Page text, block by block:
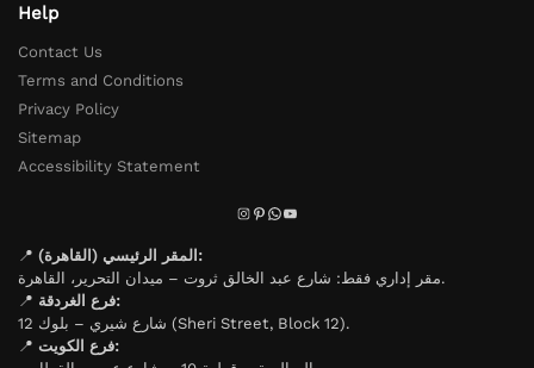
Help
Contact Us
Terms and Conditions
Privacy Policy
Sitemap
Accessibility Statement
📍
المقر الرئيسي (القاهرة):
مقر إداري فقط: شارع عبد الخالق ثروت – ميدان التحرير، القاهرة.
📍
فرع الغردقة:
شارع شيري – بلوك 12 (Sheri Street, Block 12).
📍
فرع الكويت: